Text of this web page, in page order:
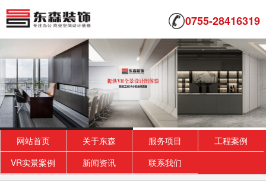
0755-28416319
网站首页 关于东森 服务项目
工程案例
VR实景案例
新闻资讯 联系我们